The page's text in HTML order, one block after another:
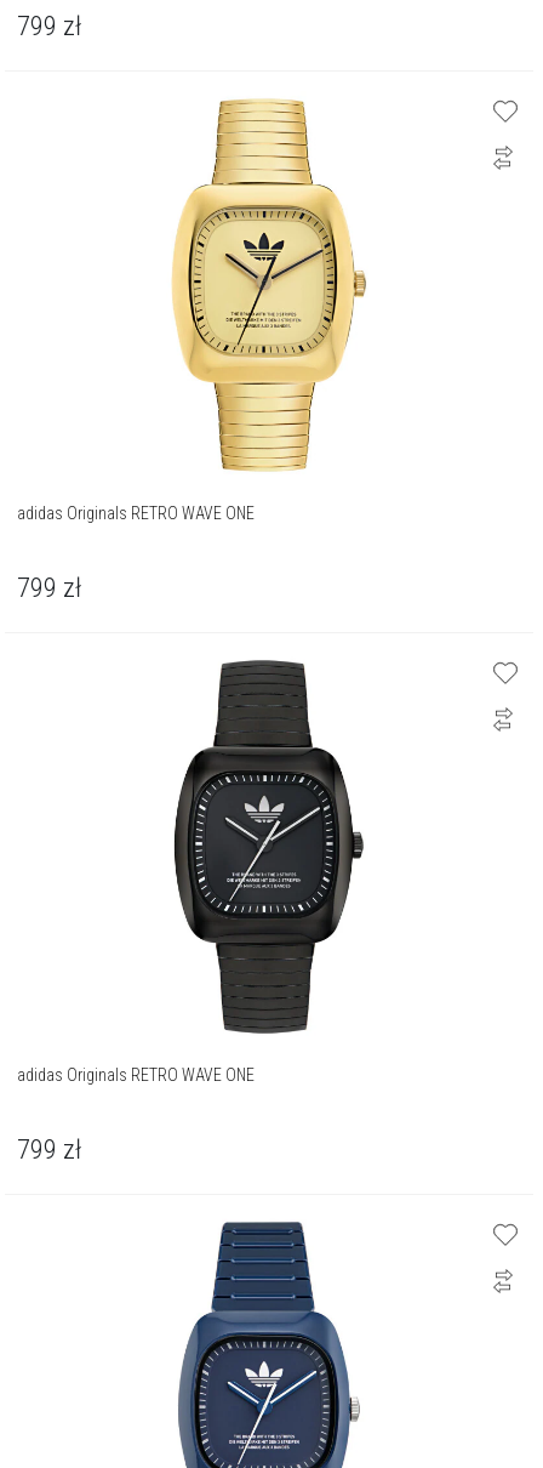
799 zł
adidas Originals RETRO WAVE ONE
799 zł
adidas Originals RETRO WAVE ONE
799 zł